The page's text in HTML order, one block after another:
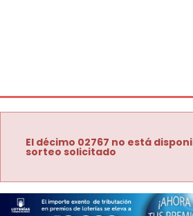
El décimo 02767 no está
sorteo solicitado